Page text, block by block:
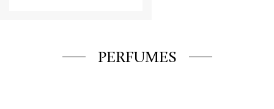
PERFUMES